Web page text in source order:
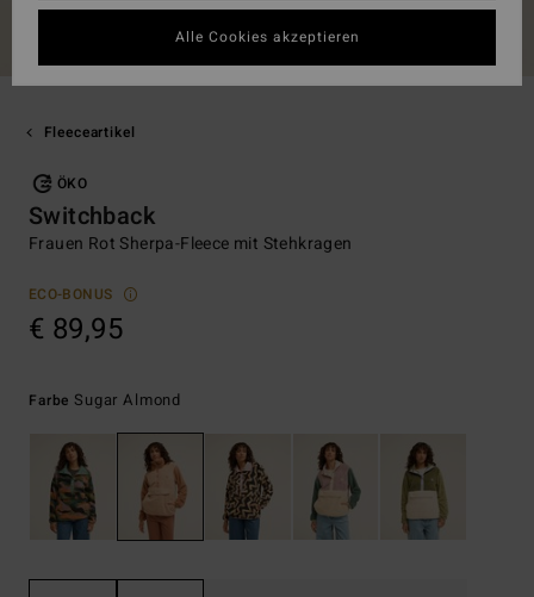
Fleeceartikel
ÖKO
Switchback
Frauen Rot Sherpa-Fleece mit Stehkragen
ECO-BONUS
€ 89,95
Farbe Sugar Almond
Alle Cookies akzeptieren